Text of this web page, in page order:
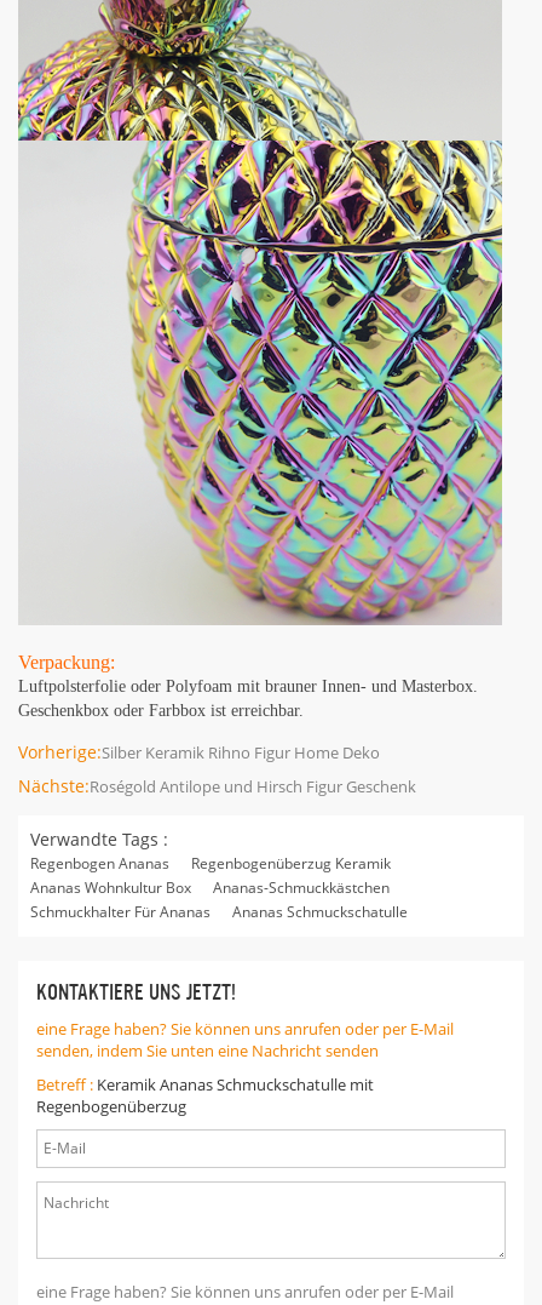
Verpackung:
Luftpolsterfolie oder Polyfoam mit brauner Innen- und Masterbox.
Geschenkbox oder Farbbox ist erreichbar.
Vorherige:Silber Keramik Rihno Figur Home Deko
Nächste:Roségold Antilope und Hirsch Figur Geschenk
Verwandte Tags :
Regenbogen Ananas
Regenbogenüberzug Keramik
Ananas Wohnkultur Box
Ananas-Schmuckkästchen
Schmuckhalter Für Ananas
Ananas Schmuckschatulle
KONTAKTIERE UNS JETZT!
eine Frage haben? Sie können uns anrufen oder per E-Mail
senden, indem Sie unten eine Nachricht senden
Betreff : Keramik Ananas Schmuckschatulle mit
Regenbogenüberzug
eine Frage haben? Sie können uns anrufen oder per E-Mail